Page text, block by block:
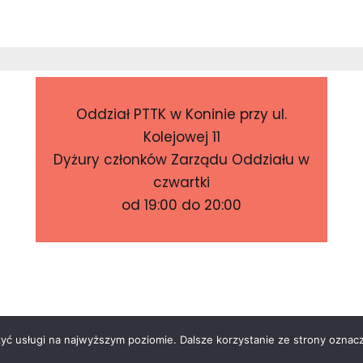
Oddział PTTK w Koninie przy ul.
Kolejowej 11
Dyżury członków Zarządu Oddziału w
czwartki
od 19:00 do 20:00
usługi na najwyższym poziomie. Dalsze korzystanie ze strony